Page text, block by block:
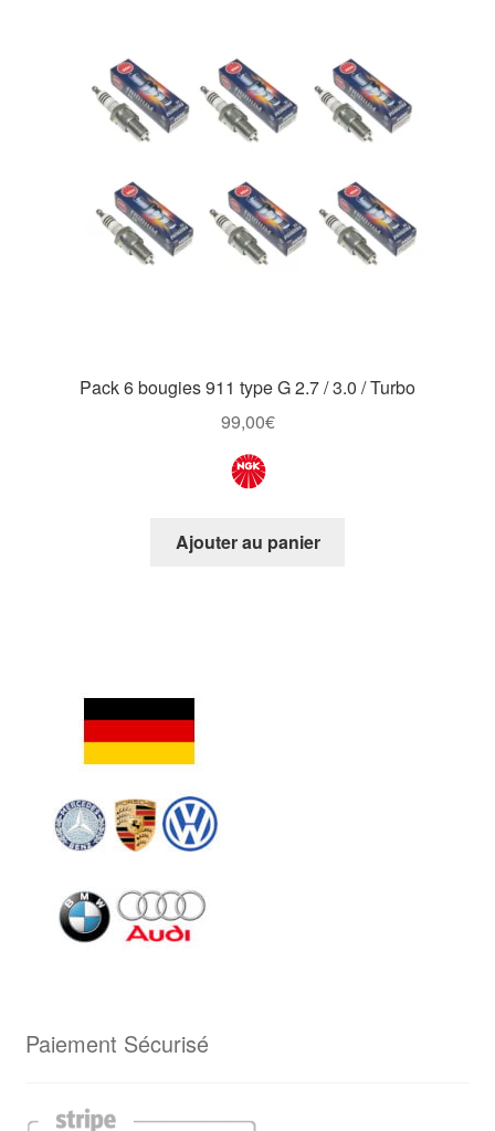
Pack 6 bougies 911 type G 2.7 / 3.0 / Turbo
99,00€
Ajouter au panier
Paiement Sécurisé